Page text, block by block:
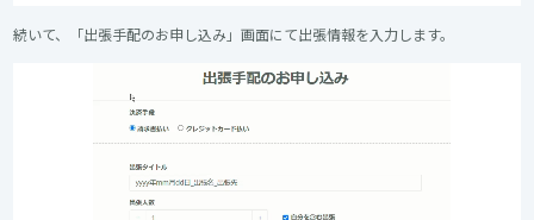
続いて、「出張手配のお申し込み」画面にて出張情報を入力します。